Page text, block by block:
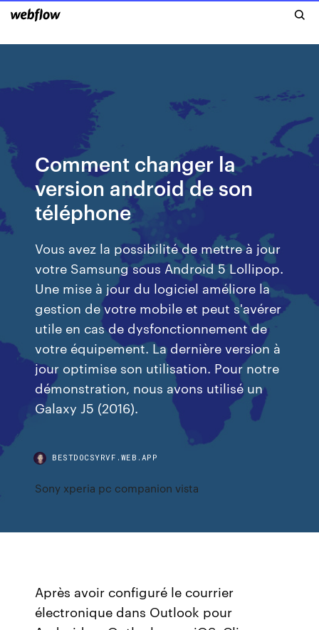
Comment changer la
version android de son
téléphone
Vous avez la possibilité de mettre à jour
votre Samsung sous Android 5 Lollipop.
Une mise à jour du logiciel améliore la
gestion de votre mobile et peut s'avérer
utile en cas de dysfonctionnement de
votre équipement. La dernière version à
jour optimise son utilisation. Pour notre
démonstration, nous avons utilisé un
Galaxy J5 (2016).
BESTDOCSYRVF.WEB.APP
Sony xperia pc companion vista
Après avoir configuré le courrier
électronique dans Outlook pour